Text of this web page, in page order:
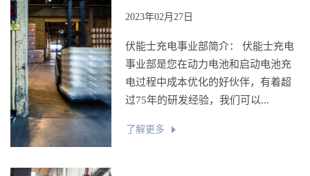
2023年02月27日
伏能士充电事业部简介： 伏能士充电
事业部是您在动力电池和启动电池充
电过程中成本优化的好伙伴，有着超
过75年的研发经验，我们可以...
了解更多